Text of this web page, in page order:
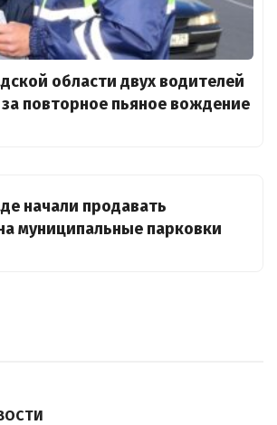
области двух водителей
за повторное пьяное вождение
начали продавать
муниципальные парковки